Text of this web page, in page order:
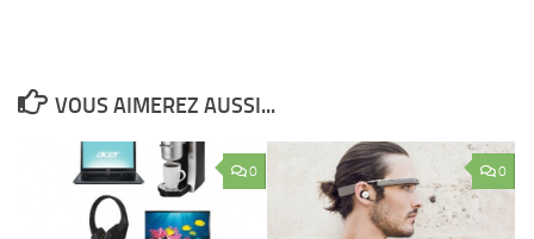
VOUS AIMEREZ AUSSI...
0 0